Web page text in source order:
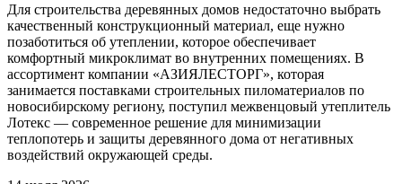
Для строительства деревянных домов недостаточно выбрать
качественный конструкционный материал, еще нужно
позаботиться об утеплении, которое обеспечивает
комфортный микроклимат во внутренних помещениях. В
ассортимент компании «АЗИЯЛЕСТОРГ», которая
занимается поставками строительных пиломатериалов по
новосибирскому региону, поступил межвенцовый утеплитель
Лотекс — современное решение для минимизации
теплопотерь и защиты деревянного дома от негативных
воздействий окружающей среды.